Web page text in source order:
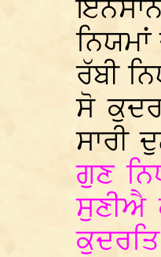
ਰੱਬੀ
ਸੋ
ਸਾਰੀ
ਗੁਣ
ਸੁਣੀਐ